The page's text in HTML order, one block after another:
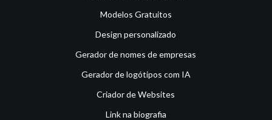
Modelos Gratuitos
Design personalizado
Gerador de nomes de empresas
Gerador de logótipos com IA
Criador de Websites
Link na biografia